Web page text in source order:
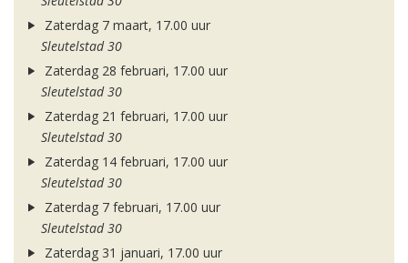
Zaterdag 7 maart, 17.00 uur
Sleutelstad 30
Zaterdag 28 februari, 17.00 uur
Sleutelstad 30
Zaterdag 21 februari, 17.00 uur
Sleutelstad 30
Zaterdag 14 februari, 17.00 uur
Sleutelstad 30
Zaterdag 7 februari, 17.00 uur
Sleutelstad 30
Zaterdag 31 januari, 17.00 uur